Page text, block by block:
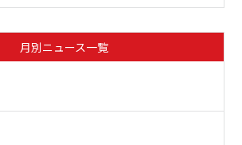
月別ニュース一覧